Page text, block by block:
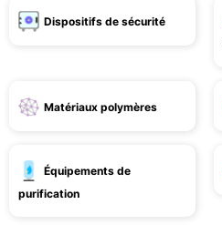
Dispositifs de sécurité
Matériaux polymères
Équipements de
purification